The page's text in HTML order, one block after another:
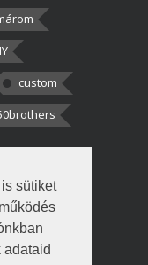
sütiket
adataid
custom
két
fél autót,